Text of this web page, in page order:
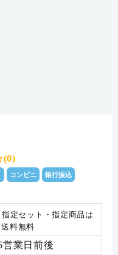
コンビニ 銀行振込
指定セット・指定商品は
送料無料
営業日前後